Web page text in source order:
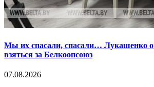
Мы их спасали, спасали… Лукашенко
взяться за Белкоопсоюз
07.08.2026